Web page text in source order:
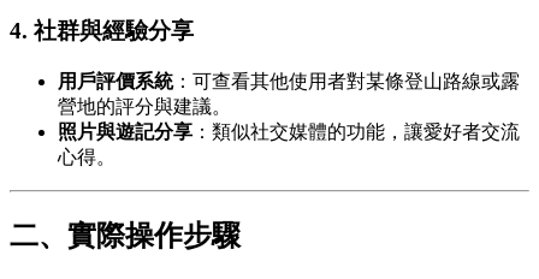
4. 社群與經驗分享
用戶評價系統：可查看其他使用者對某條登山路線或露
營地的評分與建議。
照片與遊記分享 ：類似社交媒體的功能，讓愛好者交流
心得。
二、實際操作步驟